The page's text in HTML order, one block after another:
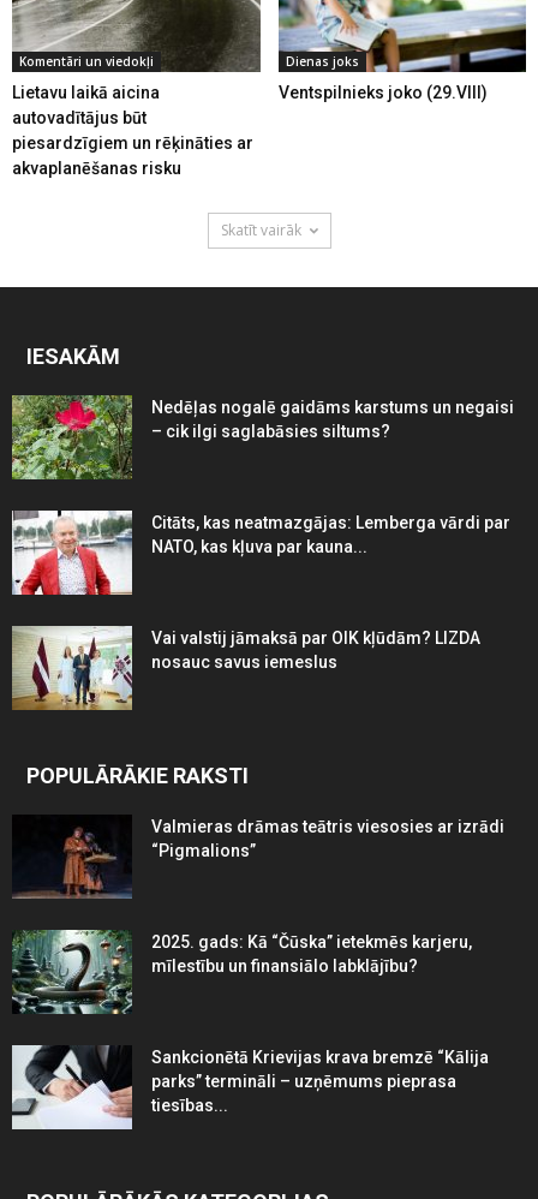
Komentāri un viedokļi
Lietavu laikā aicina
autovadītājus būt
piesardzīgiem un rēķināties ar
akvaplanēšanas risku
Dienas joks
Ventspilnieks joko (29.VIII)
Skatīt vairāk
IESAKĀM
Nedēļas nogalē gaidāms karstums un negaisi
– cik ilgi saglabāsies siltums?
Citāts, kas neatmazgājas: Lemberga vārdi par
NATO, kas kļuva par kauna...
Vai valstij jāmaksā par OIK kļūdām? LIZDA
nosauc savus iemeslus
POPULĀRĀKIE RAKSTI
Valmieras drāmas teātris viesosies ar izrādi
“Pigmalions”
2025. gads: Kā “Čūska” ietekmēs karjeru,
mīlestību un finansiālo labklājību?
Sankcionētā Krievijas krava bremzē “Kālija
parks” termināli – uzņēmums pieprasa
tiesības...